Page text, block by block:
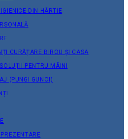
IGIENICE DIN HÂRTIE
CURĂȚARE BIROU ȘI CASA
PENTRU MÂINI
(PUNGI GUNOI)